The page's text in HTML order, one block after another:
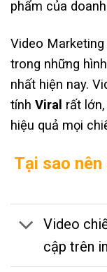
phẩm của
Video
trong những
nhất hiện nay.
tính Viral rất
hiệu quả mọi
Tại sao
Video
cập trên